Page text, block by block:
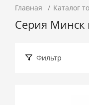
Главная Каталог
Серия Минск
Фильтр